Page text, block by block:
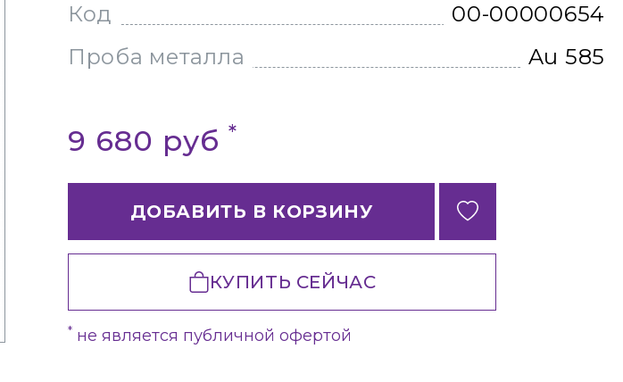
Код
00-00000654
Проба металла
Au 585
9 680 руб *
ДОБАВИТЬ В КОРЗИНУ
КУПИТЬ СЕЙЧАС
* не является публичной офертой